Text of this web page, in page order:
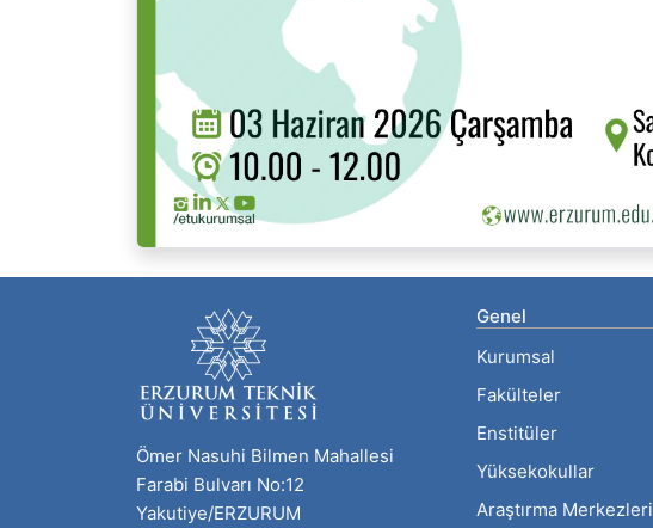
Ömer Nasuhi Bilmen Mahallesi
Farabi Bulvarı No:12
Yakutiye/ERZURUM
Genel
Kurumsal
Fakülteler
Enstitüler
Yüksekokullar
Araştırma Merkezleri